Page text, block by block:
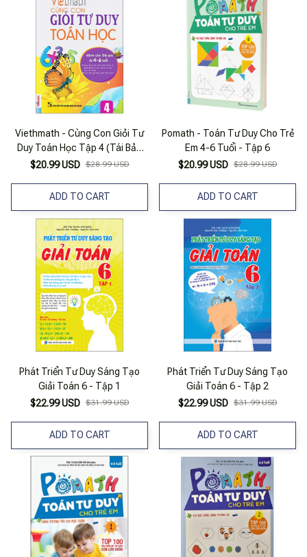
Viethmath - Cùng Con Giỏi Tư
Duy Toán Học Tập 4 (Tái Bản
2020)
$20.99 USD $28.99 USD
ADD TO CART
Pomath - Toán Tư Duy Cho Trẻ
Em 4-6 Tuổi - Tập 6
$20.99 USD $28.99 USD
ADD TO CART
Phát Triển Tư Duy Sáng Tạo
Giải Toán 6 - Tập 1
$22.99 USD $31.99 USD
ADD TO CART
Phát Triển Tư Duy Sáng Tạo
Giải Toán 6 - Tập 2
$22.99 USD $31.99 USD
ADD TO CART